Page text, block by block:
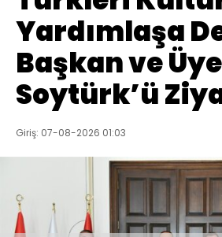
Yardımlaşa
Başkan ve
Soytürk’ü
Giriş: 07-08-2026 01:03